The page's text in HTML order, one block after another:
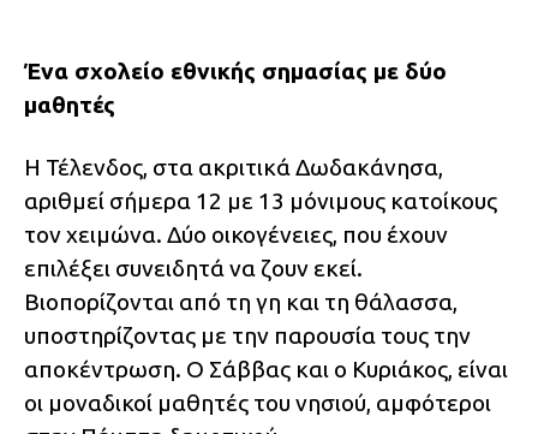
Ένα σχολείο εθνικής σημασίας με δύο
μαθητές
Η Τέλενδος, στα ακριτικά Δωδακάνησα,
αριθμεί σήμερα 12 με 13 μόνιμους κατοίκους
τον χειμώνα. Δύο οικογένειες, που έχουν
επιλέξει συνειδητά να ζουν εκεί.
Βιοπορίζονται από τη γη και τη θάλασσα,
υποστηρίζοντας με την παρουσία τους την
αποκέντρωση. Ο Σάββας και ο Κυριάκος, είναι
οι μοναδικοί μαθητές του νησιού, αμφότεροι